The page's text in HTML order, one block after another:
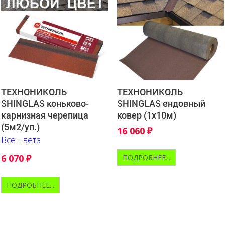
ТЕХНОНИКОЛЬ
SHINGLAS коньково-
карнизная черепица
(5м2/уп.)
Все цвета
6 070 ₽
ПОДРОБНЕЕ...
ТЕХНОНИКОЛЬ
SHINGLAS ендовный
ковер (1х10м)
16 060 ₽
ПОДРОБНЕЕ...